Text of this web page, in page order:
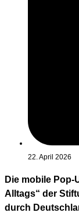
22. April 2026
Die mobile
Alltags“ der
durch